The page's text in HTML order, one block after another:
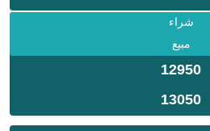
شراء
مبيع
12950
13050